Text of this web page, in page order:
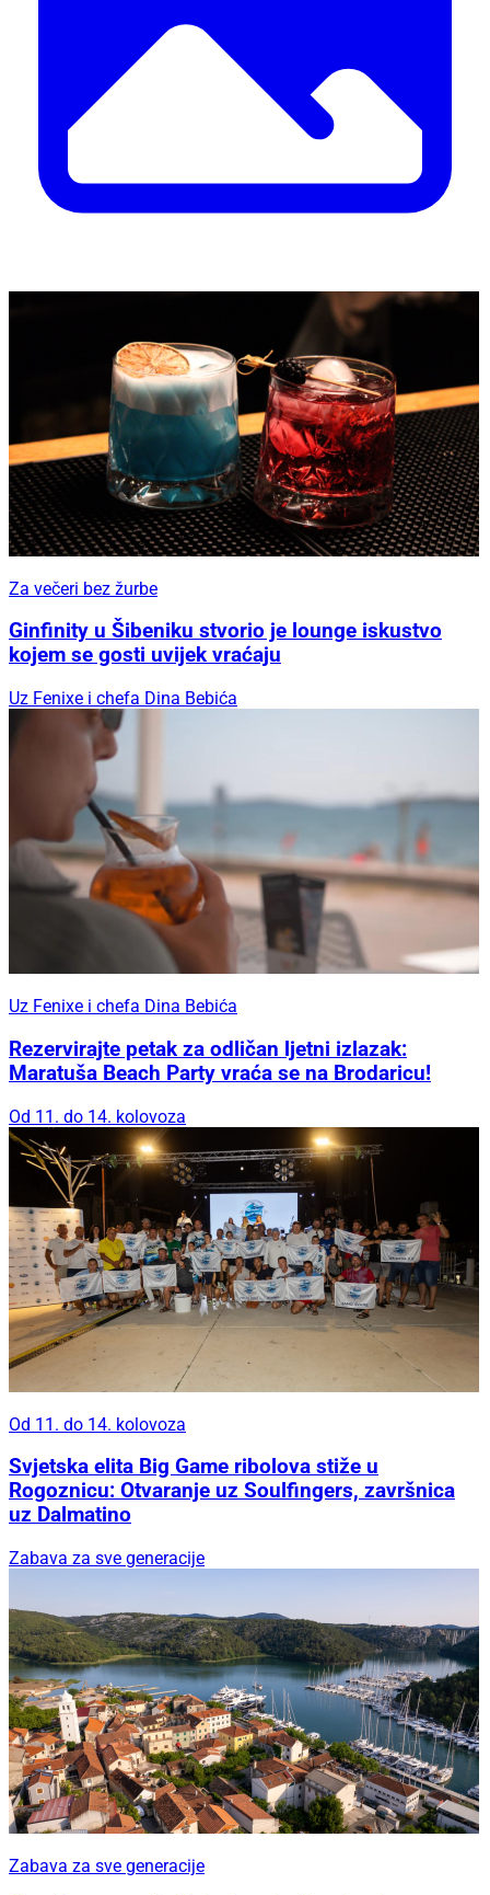
Za večeri bez žurbe
Ginfinity u Šibeniku stvorio je lounge iskustvo
kojem se gosti uvijek vraćaju
Uz Fenixe i chefa Dina Bebića
Uz Fenixe i chefa Dina Bebića
Rezervirajte petak za odličan ljetni izlazak:
Maratuša Beach Party vraća se na Brodaricu!
Od 11. do 14. kolovoza
Od 11. do 14. kolovoza
Svjetska elita Big Game ribolova stiže u
Rogoznicu: Otvaranje uz Soulfingers, završnica
uz Dalmatino
Zabava za sve generacije
Zabava za sve generacije